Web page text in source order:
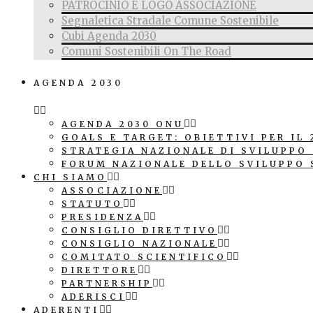
PATROCINIO E LOGO ASSOCIAZIONE
Segnaletica Stradale Comune Sostenibile
Cubi Agenda 2030
Comuni Sostenibili On The Road
AGENDA 2030
AGENDA 2030 ONU
GOALS E TARGET: OBIETTIVI PER IL
STRATEGIA NAZIONALE DI SVILUPPO
FORUM NAZIONALE DELLO SVILUPPO
CHI SIAMO
ASSOCIAZIONE
STATUTO
PRESIDENZA
CONSIGLIO DIRETTIVO
CONSIGLIO NAZIONALE
COMITATO SCIENTIFICO
DIRETTORE
PARTNERSHIP
ADERISCI
ADERENTI